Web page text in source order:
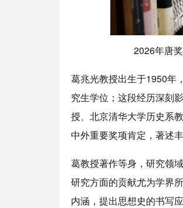
2026年唐
葛兆光教授出生于1950年
究生学位；这段经历深刻
授、北京清华大学历史系
中外重要奖项肯定，著述
葛教授著作等身，研究领
研究方面的贡献尤为学界
内涵，提出思想史的书写